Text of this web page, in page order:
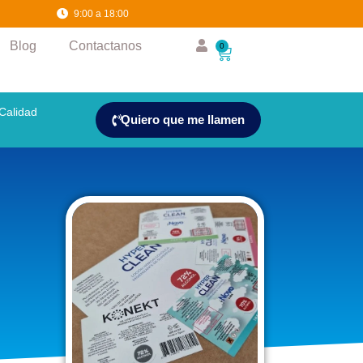
9:00 a 18:00
Blog Contactanos 0
Quiero que me llamen